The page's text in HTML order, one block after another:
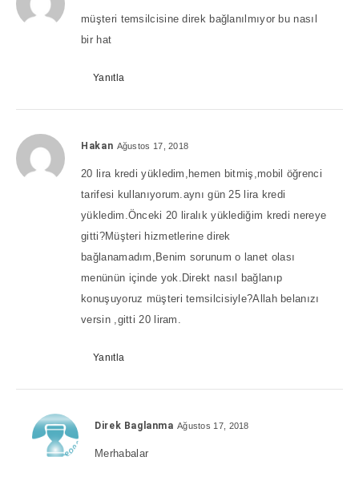
müşteri temsilcisine direk bağlanılmıyor bu nasıl
bir hat
Yanıtla
Hakan Ağustos 17, 2018
20 lira kredi yükledim,hemen bitmiş,mobil öğrenci
tarifesi kullanıyorum.aynı gün 25 lira kredi
yükledim.Önceki 20 liralık yüklediğim kredi nereye
gitti?Müşteri hizmetlerine direk
bağlanamadım,Benim sorunum o lanet olası
menünün içinde yok.Direkt nasıl bağlanıp
konuşuyoruz müşteri temsilcisiyle?Allah belanızı
versin ,gitti 20 liram.
Yanıtla
Direk Baglanma Ağustos 17, 2018
Merhabalar